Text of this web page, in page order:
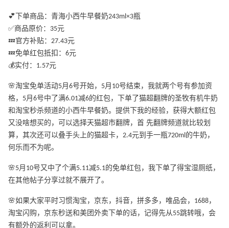
💕下单商品：青海小西牛早餐奶243ml×3瓶
✅商品原价：35元
💤官方补贴：27.43元
💤免单红包抵扣：6元
💰实付：1.57元
🌸淘宝免单活动5月6号开始，5月10号结束，我就两个号有参加资
格，5月6号中了满6.01减6的红包，下单了猫超翻牌的圣牧有机牛奶
和淘宝秒杀频道的小西牛早餐奶。提供下我的经验，获得大额红包
又没啥想买的，可以选择天猫超市翻牌，首 先翻牌频道就比较划
算，其次还可以叠手头上的猫超卡，2.4元到手一瓶720ml的牛奶，
何乐而不为呢。
🌸5月10号又中了个满5.11减5.1的免单红包，我下单了得宝湿厕纸，
在其他帖子分享过就不展开了。
🌸如果大家平时习惯淘宝，京东，抖音，拼多多，唯品会，1688，
淘宝闪购，京东秒送和美团外卖下单的话，记得先从55跳转哦，会
有额外的返利可以拿。